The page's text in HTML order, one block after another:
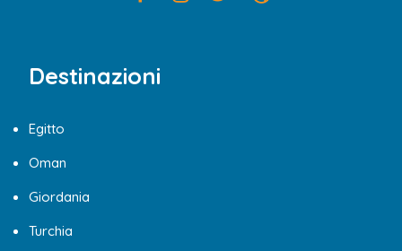
Destinazioni
Egitto
Oman
Giordania
Turchia